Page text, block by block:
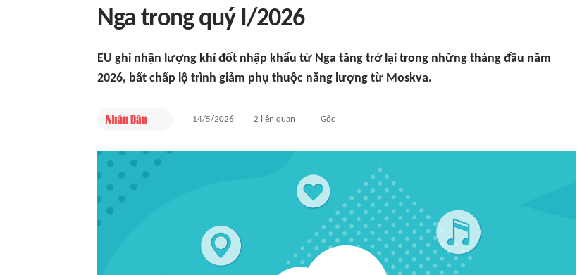
Nga trong quý I/2026
EU ghi nhận lượng khí đốt nhập khẩu từ Nga tăng trở lại trong những tháng đầu năm
2026, bất chấp lộ trình giảm phụ thuộc năng lượng từ Moskva.
14/5/2026 2 liên quan Gốc